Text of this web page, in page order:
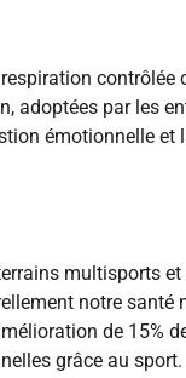
contrôlée
adoptées par les
émotionnelle
multisports
notre santé
de 15%
grâce au sport.